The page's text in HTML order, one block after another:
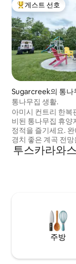
상위 게스트 선호
게스트 선호
Sugarcreek의 통나
통나무집 생활.
아미시 컨트리 한복
비된 통나무집 휴양
정적을 즐기세요.
경치 좋은 계곡 전망
퀸사이즈 침대 1개
사이즈 침대 2개가
기와 건조기가 있는
또는 베를린의 많은
나로 짧은 여행을 떠
투스카라와
주방